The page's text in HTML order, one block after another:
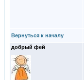
Вернуться к началу
добрый фей